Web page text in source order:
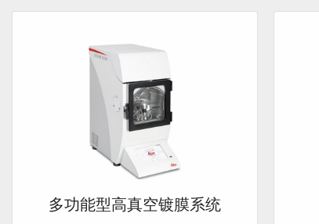
多功能型高真空镀膜系统